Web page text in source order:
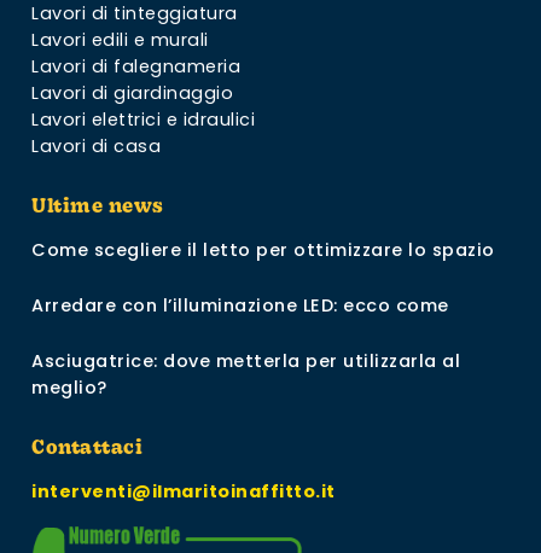
Lavori di tinteggiatura
Lavori edili e murali
Lavori di falegnameria
Lavori di giardinaggio
Lavori elettrici e idraulici
Lavori di casa
Ultime news
Come scegliere il letto per ottimizzare lo spazio
Arredare con l’illuminazione LED: ecco come
Asciugatrice: dove metterla per utilizzarla al
meglio?
Contattaci
interventi@ilmaritoinaffitto.it